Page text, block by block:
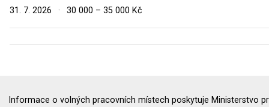
31. 7. 2026
· 30 000 – 35 000 Kč
Informace o volných pracovních místech poskytuje Ministerstvo